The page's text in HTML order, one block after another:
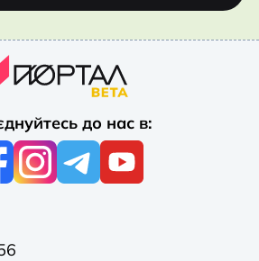
до нас в: